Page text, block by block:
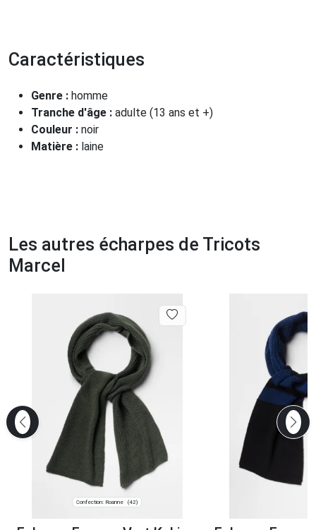
Caractéristiques
Genre : homme
Tranche d'âge : adulte (13 ans et +)
Couleur : noir
Matière : laine
Les autres écharpes de Tricots
Marcel
Confection: Roanne (42)